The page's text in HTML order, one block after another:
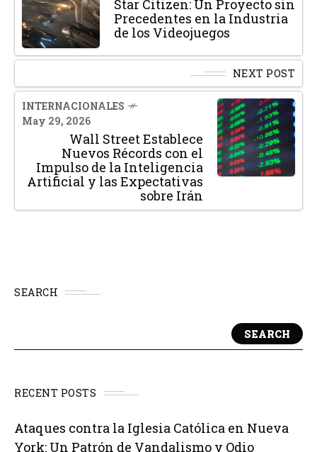
Star Citizen: Un Proyecto sin
Precedentes en la Industria
de los Videojuegos
NEXT POST
INTERNACIONALES
May 29, 2026
Wall Street Establece
Nuevos Récords con el
Impulso de la Inteligencia
Artificial y las Expectativas
sobre Irán
SEARCH
SEARCH
RECENT POSTS
Ataques contra la Iglesia Católica en Nueva
York: Un Patrón de Vandalismo y Odio